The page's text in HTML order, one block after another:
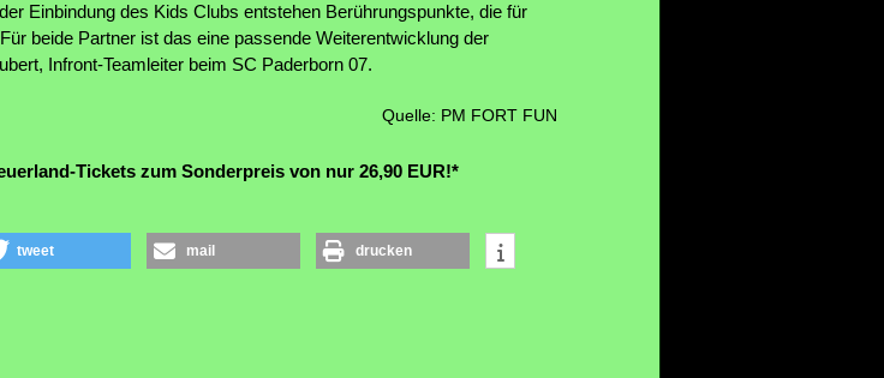
Einbindung des Kids Clubs entstehen Berührungspunkte, die für
beide Partner ist das eine passende Weiterentwicklung der
Infront-Teamleiter beim SC Paderborn 07.
Quelle: PM FORT FUN
Tickets zum Sonderpreis von nur 26,90 EUR!*
tweet mail drucken